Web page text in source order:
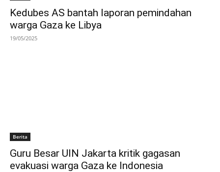
Kedubes AS bantah laporan pemindahan
warga Gaza ke Libya
19/05/2025
Berita
Guru Besar UIN Jakarta kritik gagasan
evakuasi warga Gaza ke Indonesia